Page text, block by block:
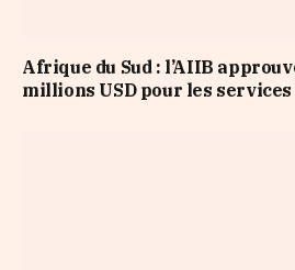
Afrique du Sud : l’AIIB
millions USD pour les